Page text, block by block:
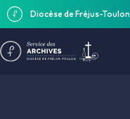
Diocèse de Fréjus-Toulon